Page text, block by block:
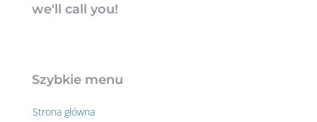
we'll call you!
Szybkie menu
Strona główna